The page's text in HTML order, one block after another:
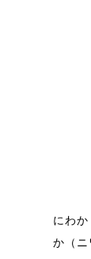
にわ
か（ニ